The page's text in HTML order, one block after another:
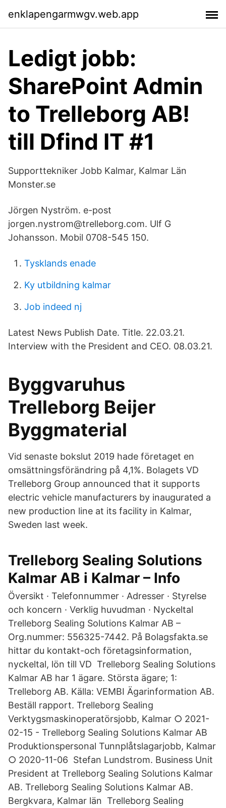
enklapengarmwgv.web.app
Ledigt jobb:
SharePoint Admin
to Trelleborg AB!
till Dfind IT #1
Supporttekniker Jobb Kalmar, Kalmar Län
Monster.se
Jörgen Nyström. e-post
jorgen.nystrom@trelleborg.com. Ulf G
Johansson. Mobil 0708-545 150.
Tysklands enade
Ky utbildning kalmar
Job indeed nj
Latest News Publish Date. Title. 22.03.21.
Interview with the President and CEO. 08.03.21.
Byggvaruhus
Trelleborg Beijer
Byggmaterial
Vid senaste bokslut 2019 hade företaget en
omsättningsförändring på 4,1%. Bolagets VD
Trelleborg Group announced that it supports
electric vehicle manufacturers by inaugurated a
new production line at its facility in Kalmar,
Sweden last week.
Trelleborg Sealing Solutions
Kalmar AB i Kalmar – Info
Översikt · Telefonnummer · Adresser · Styrelse
och koncern · Verklig huvudman · Nyckeltal
Trelleborg Sealing Solutions Kalmar AB –
Org.nummer: 556325-7442. På Bolagsfakta.se
hittar du kontakt-och företagsinformation,
nyckeltal, lön till VD Trelleborg Sealing Solutions
Kalmar AB har 1 ägare. Största ägare; 1:
Trelleborg AB. Källa: VEMBI Ägarinformation AB.
Beställ rapport. Trelleborg Sealing
Verktygsmaskinoperatörsjobb, Kalmar ○ 2021-
02-15 - Trelleborg Sealing Solutions Kalmar AB
Produktionspersonal Tunnplåtslagarjobb, Kalmar
○ 2020-11-06 Stefan Lundstrom. Business Unit
President at Trelleborg Sealing Solutions Kalmar
AB. Trelleborg Sealing Solutions Kalmar AB.
Bergkvara, Kalmar län Trelleborg Sealing